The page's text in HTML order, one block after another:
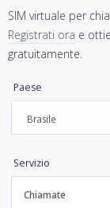
SIM virtuale per
Registrati ora e
gratuitamente.
Paese
Servizio
Chiamate